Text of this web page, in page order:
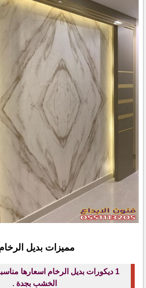
مميزات بديل
1 ديكورات بديل الرخام اسعارها
الخشب بجدة .